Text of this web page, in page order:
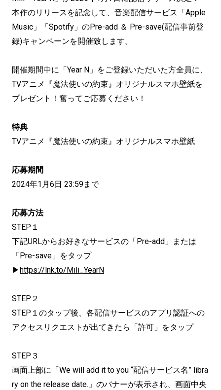
本作のリリースを記念して、音楽配信サービス「Apple
Music」「Spotify」のPre-add ＆ Pre-save(配信事前登
録)キャンペーンを開催致します。
開催期間中に「Year N」をご登録いただいた方全員に、
TVアニメ『魔法使いの約束』オリジナルスマホ壁紙を
プレゼント！奮ってご応募ください！
特典
TVアニメ『魔法使いの約束』オリジナルスマホ壁紙
応募期間
2024年1月6日 23:59まで
応募方法
STEP１
下記URLからお好きなサービスの「Pre-add」または
「Pre-save」をタップ
▶https://lnk.to/Mili_YearN
STEP２
STEP１のタップ後、各配信サービスのアプリ認証への
アクセスリクエストが出てきたら「許可」をタップ
STEP３
画面上部に「We will add it to you “配信サービス名” libra
ry on the release date.」のバナーが表示され、画面中央